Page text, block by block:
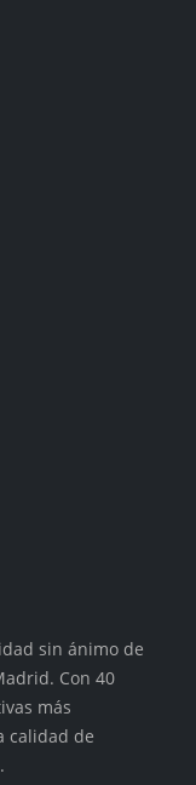
sin ánimo de
Con 40
más
calidad de